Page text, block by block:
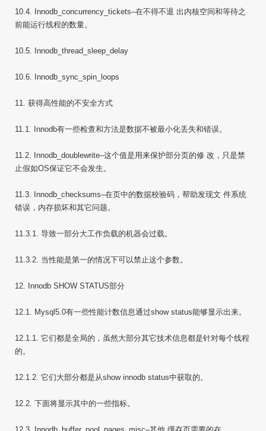
10.4. Innodb_concurrency_tickets–在不得不退 出内核空间和等待之
前能运行线程的数量。
10.5. Innodb_thread_sleep_delay
10.6. Innodb_sync_spin_loops
11. 获得高性能的不安全方式
11.1. Innodb有一些检查和方法是数据不被最小化丢失和错误。
11.2. Innodb_doublewrite–这个值是用来保护部分页的修 改，只是禁
止假如OS保证它不会发生。
11.3. Innodb_checksums–在页中的数据校验码，帮助发现文 件系统
错误，内存损坏和其它问题。
11.3.1. 导致一部分大工作负载的机器会过载。
11.3.2. 当性能是第一的情况下可以禁止这个参数。
12. Innodb SHOW STATUS部分
12.1. Mysql5.0有一些性能计数信息通过show status能够显示出来。
12.1.1. 它们都是全局的，虽然大部分其它技术信息都是针对每个线程
的。
12.1.2. 它们大部分都是从show innodb status中获取的。
12.2. 下面将显示其中的一些指标。